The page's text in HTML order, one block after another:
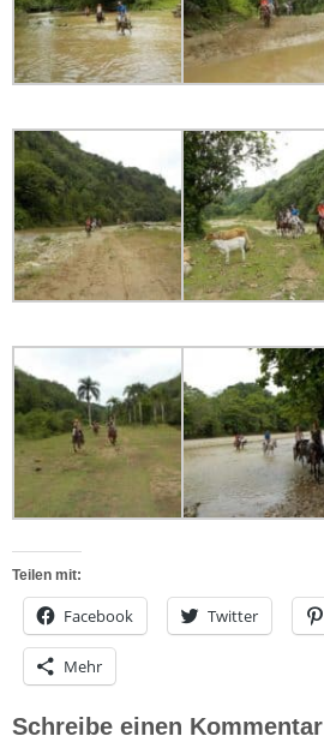
Teilen mit:
Facebook Twitter
Mehr
Schreibe einen Kommentar